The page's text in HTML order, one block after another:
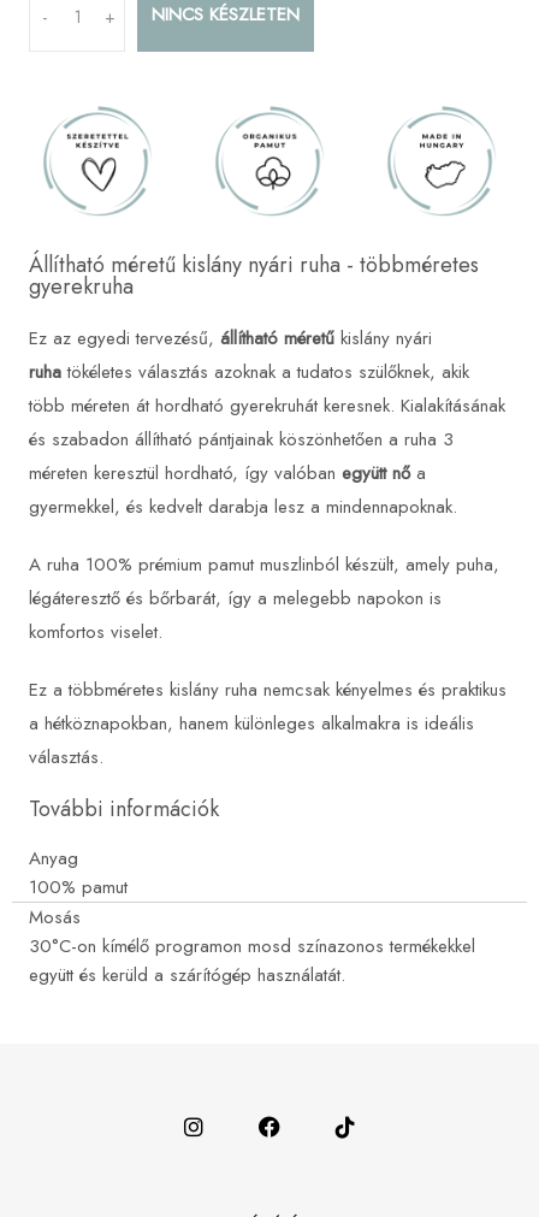
- + NINCS KÉSZLETEN
Állítható méretű kislány nyári ruha - többméretes
gyerekruha
Ez az egyedi tervezésű, állítható méretű kislány nyári
ruhatökéletes választás azoknak a tudatos szülőknek, akik
több méreten át hordható gyerekruhát keresnek. Kialakításának
és szabadon állítható pántjainak köszönhetően a ruha 3
méreten keresztül hordható, így valóban együtt nőa
gyermekkel, és kedvelt darabja lesz a mindennapoknak.
A ruha 100% prémium pamut muszlinból készült, amely puha,
légáteresztő és bőrbarát, így a melegebb napokon is
komfortos viselet.
Ez a többméretes kislány ruha nemcsak kényelmes és praktikus
a hétköznapokban, hanem különleges alkalmakra is ideális
választás.
További információk
Anyag
100% pamut
Mosás
30°C-on kímélő programon mosd színazonos termékekkel
együtt és kerüld a szárítógép használatát.